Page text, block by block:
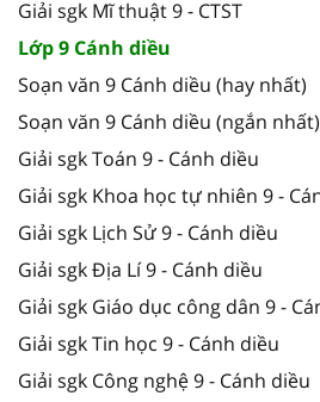
Giải sgk Mĩ thuật 9 - CTST
Lớp 9 Cánh diều
Soạn văn 9 Cánh diều (hay nhất)
Soạn văn 9 Cánh diều (ngắn nhất)
Giải sgk Toán 9 - Cánh diều
Giải sgk Khoa học tự nhiên 9 -
Giải sgk Lịch Sử 9 - Cánh diều
Giải sgk Địa Lí 9 - Cánh diều
Giải sgk Giáo dục công dân 9 -
Giải sgk Tin học 9 - Cánh diều
Giải sgk Công nghệ 9 - Cánh diều